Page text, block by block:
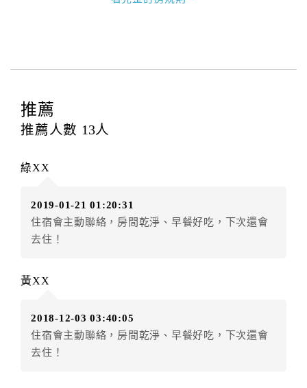
四、訂單異動
提出申辦不得異動訂單。
每筆訂單異動限定
辦理取消退款。
房者應補足差額。（限原訂飯店）
房者不得要求退其差額。（限原訂飯店）
五、保留住宿權益(保留住房)
（提出申辦日為保留起算日）
店客滿，敬請及早計畫，如逾時未提出申辦，視同無條
件放棄訂單（住宿權益）。 （限原訂飯店使用）
．每筆訂單異動限定乙次，限原訂飯店，異動完成後不
推薦
推薦人數 13人
綠XX
2019-01-21 01:20:31
住宿會主動聯絡，房間乾淨、早餐好吃，下次還會
去住！
黃XX
2018-12-03 03:40:05
住宿會主動聯絡，房間乾淨、早餐好吃，下次還會
去住！